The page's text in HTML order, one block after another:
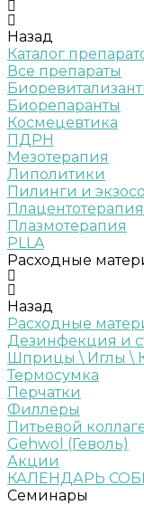
Назад
Каталог
Все препараты
Биорепаранты
Космецевтика
ПДРН
Мезотерапия
Липолитики
Пилинги и
Плацентотерапия
Плазмотерапия
PLLA
Расходные
Назад
Расходные
Дезинфекция и
Шприцы \ Иглы \
Термосумка
Перчатки
Филлеры
Питьевой
Gehwol (Геволь)
Акции
КАЛЕНДАРЬ
Семинары